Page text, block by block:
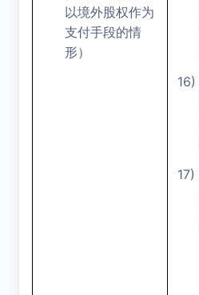
以境外股权作为
支付手段的情
形）
16)
17)